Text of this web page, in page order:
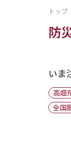
トップ
防
いま
高畑
全国